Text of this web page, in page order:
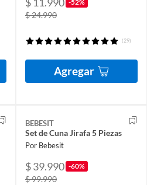
-52%
$ 24.990
(29)
Agregar
BEBESIT
Set de Cuna Jirafa 5 Piezas
Por Bebesit
$ 39.990 -60%
$ 99.990